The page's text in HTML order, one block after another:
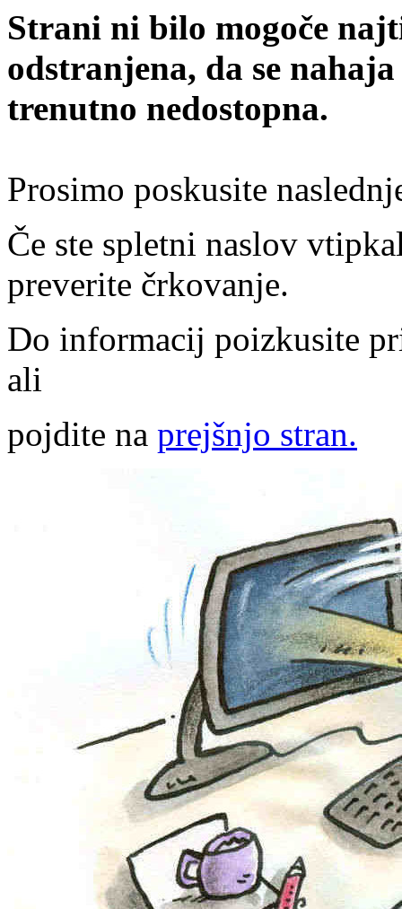
Strani ni bilo mogoče
odstranjena, da se
trenutno nedostopna.
Prosimo poskusite
Če ste spletni naslov
preverite črkovanje.
Do informacij poizkusite
ali
pojdite na prejšnjo stran.